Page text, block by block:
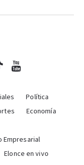
Política
Economía
Empresarial
Elonce en vivo